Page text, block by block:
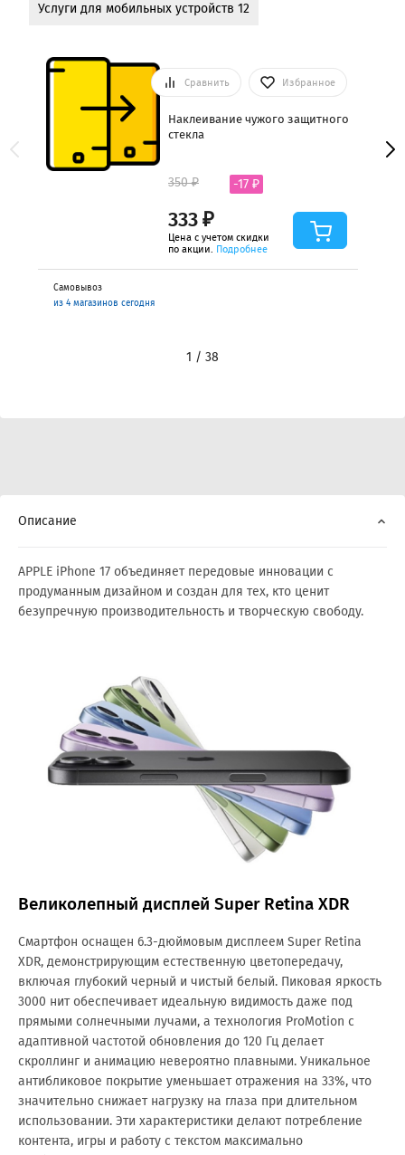
Услуги для мобильных устройств 12
Сравнить Избранное
Наклеивание чужого защитного
стекла
333 ₽
350 ₽ -17 ₽
Цена с учетом скидки
по акции. Подробнее
Самовывоз
из 4 магазинов сегодня
1 / 38
Описание
APPLE iPhone 17 объединяет передовые инновации с
продуманным дизайном и создан для тех, кто ценит
безупречную производительность и творческую свободу.
Великолепный дисплей Super Retina XDR
Смартфон оснащен 6.3-дюймовым дисплеем Super Retina
XDR, демонстрирующим естественную цветопередачу,
включая глубокий черный и чистый белый. Пиковая яркость
3000 нит обеспечивает идеальную видимость даже под
прямыми солнечными лучами, а технология ProMotion с
адаптивной частотой обновления до 120 Гц делает
скроллинг и анимацию невероятно плавными. Уникальное
антибликовое покрытие уменьшает отражения на 33%, что
значительно снижает нагрузку на глаза при длительном
использовании. Эти характеристики делают потребление
контента, игры и работу с текстом максимально